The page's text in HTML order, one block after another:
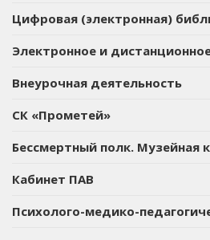
Цифровая (электронная)
Электронное и
Внеурочная деятельность
СК «Прометей»
Бессмертный полк. Музейная
Кабинет ПАВ
Психолого-медико-